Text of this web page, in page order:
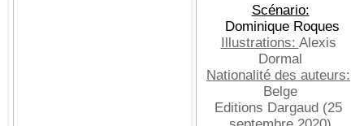
Scénario:
Dominique Roques
Illustrations: Alexis
Dormal
Nationalité des auteurs:
Belge
Editions Dargaud (25